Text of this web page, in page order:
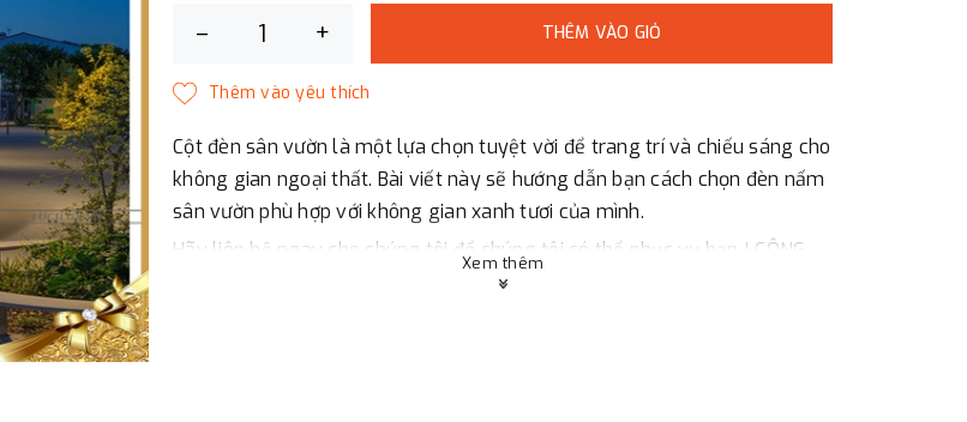
– + THÊM VÀO GIỎ
Cột đèn sân vườn là một lựa chọn tuyệt vời để trang trí và chiếu sáng cho
không gian ngoại thất. Bài viết này sẽ hướng dẫn bạn cách chọn đèn nấm
sân vườn phù hợp với không gian xanh tươi của mình.
Hãy liên hệ ngay cho chúng tôi để chúng tôi có thể phục vụ bạn ! CÔNG
TY TNHH LUCI - LUX VIỆT NAM Chuyên Sản xuất - Cung cấp- thi công Đèn
Xem thêm